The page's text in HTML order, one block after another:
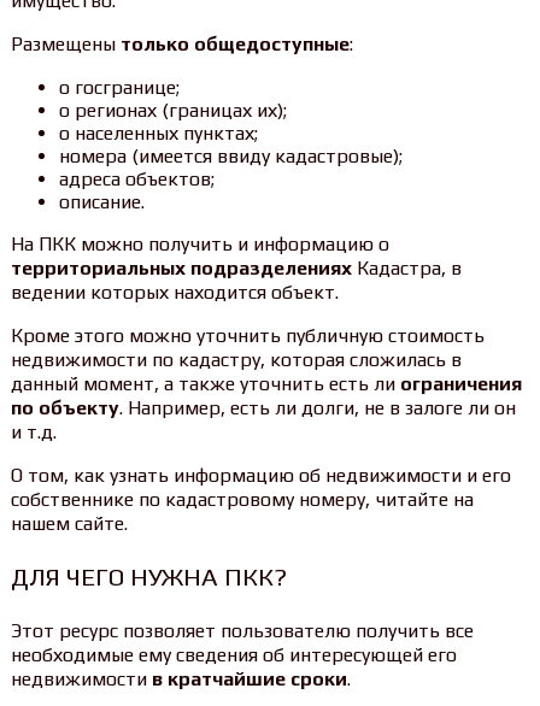
Размещены только общедоступные:
о госгранице;
о регионах (границах их);
о населенных пунктах;
номера (имеется ввиду кадастровые);
адреса объектов;
описание.
На ПКК можно получить и информацию о
территориальных подразделенияхКадастра, в
ведении которых находится объект.
Кроме этого можно уточнить публичную стоимость
недвижимости по кадастру, которая сложилась в
данный момент, а также уточнить есть ли ограничения
по объекту. Например, есть ли долги, не в залоге ли он
и т.д.
О том, как узнать информацию об недвижимости и его
собственнике по кадастровому номеру, читайте на
нашем сайте.
ДЛЯ ЧЕГО НУЖНА ПКК?
Этот ресурс позволяет пользователю получить все
необходимые ему сведения об интересующей его
недвижимости в кратчайшие сроки.